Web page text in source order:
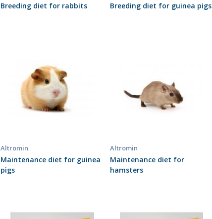
Breeding diet for rabbits Breeding diet for guinea pigs
Altromin
Maintenance diet for guinea
pigs
Altromin
Maintenance diet for
hamsters